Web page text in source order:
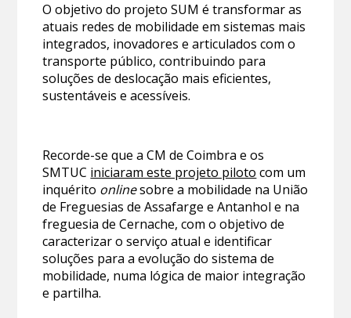
O objetivo do projeto SUM é transformar as
atuais redes de mobilidade em sistemas mais
integrados, inovadores e articulados com o
transporte público, contribuindo para
soluções de deslocação mais eficientes,
sustentáveis e acessíveis.
Recorde-se que a CM de Coimbra e os
SMTUC iniciaram este projeto piloto com um
inquérito onlinesobre a mobilidade na União
de Freguesias de Assafarge e Antanhol e na
freguesia de Cernache, com o objetivo de
caracterizar o serviço atual e identificar
soluções para a evolução do sistema de
mobilidade, numa lógica de maior integração
e partilha.